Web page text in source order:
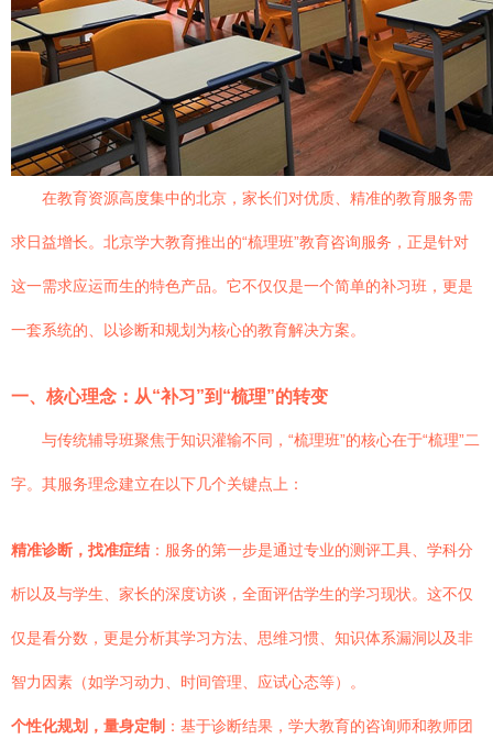
在教育资源高度集中的北京，家长们对优质、精准的教育服务需
求日益增长。北京学大教育推出的“梳理班”教育咨询服务，正是针对
这一需求应运而生的特色产品。它不仅仅是一个简单的补习班，更是
一套系统的、以诊断和规划为核心的教育解决方案。
一、核心理念：从“补习”到“梳理”的转变
与传统辅导班聚焦于知识灌输不同，“梳理班”的核心在于“梳理”二
字。其服务理念建立在以下几个关键点上：
精准诊断，找准症结 ：服务的第一步是通过专业的测评工具、学科分
析以及与学生、家长的深度访谈，全面评估学生的学习现状。这不仅
仅是看分数，更是分析其学习方法、思维习惯、知识体系漏洞以及非
智力因素（如学习动力、时间管理、应试心态等）。
个性化规划，量身定制 ：基于诊断结果，学大教育的咨询师和教师团